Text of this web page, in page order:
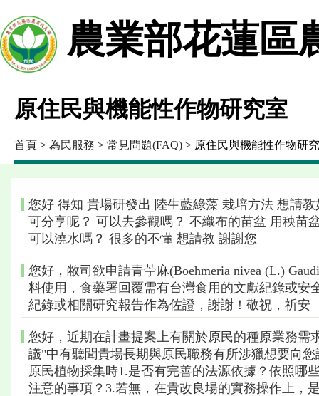
農業部花蓮區
原住民與機能性作物研究室
首頁 > 為民服務 > 常見問題(FAQ) > 原住民與機能性作物研
您好 得知 貴場研發出 陸生藍綠藻 栽培方法 想請
可分享呢？ 可以去參觀嗎？ 不織布的苗盆 用秧苗
可以澆水嗎？ 很多的不懂 想請教 謝謝您
您好，敝司欲申請青苧麻(Boehmeria nivea (L.)
料使用，食藥署回覆需有台灣食用的文獻紀錄或
紀錄或相關研究報告作為佐證，謝謝！敬祝，祈安
您好，近期在計畫提案上有關於原民的種原業務需
議"中有聽聞貴場長期與原民職務有所涉獵想要向
原民植物採集時1.是否有完善的法源依據？依照哪
注意的事項？3.若無，在貴改良場的實務操作上，